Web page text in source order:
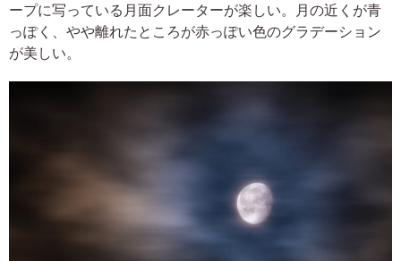
ープに写っている月面クレーターが楽しい。月の近くが青
っぽく、やや離れたところが赤っぽい色のグラデーション
が美しい。